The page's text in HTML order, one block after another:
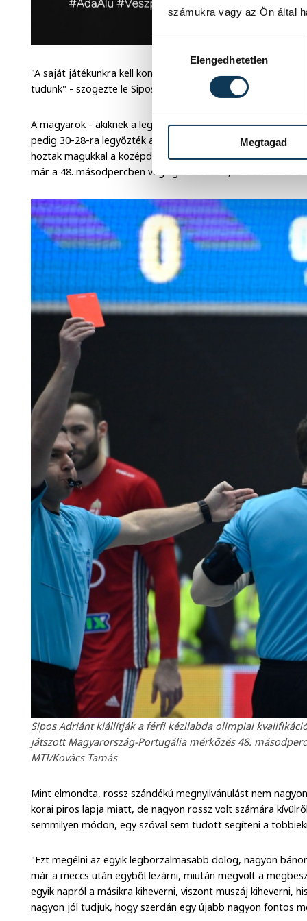
számukra vagy az Ön által
Hozzájárulás kiválasztása
Elengedhetetlen
Megtagad
"A saját játékunkra kell koncentrálnunk, akkor szoros
tudunk" - szögezte le Sipos.
A magyarok - akiknek a legjobb hét közé jutás a céljuk - a
pedig 30-28-ra legyőzték a csoportkörben, Portugáliától
hoztak magukkal a középdöntőbe. Hétfő este a portugálok
már a 48. másodpercben végleg kiállították, mert kézzel
Sipos Adriánt kiállítják a férfi kézilabda olimpiai
játszott Magyarország-Portugália mérkőzés 48.
MTI/Kovács Tamás
Mint elmondta, rossz szándékú megnyilvánulást nem
korai piros lapja miatt, de nagyon rossz volt számára
semmilyen módon, egy szóval sem tudott segíteni a
"Ezt megélni az egyik legborzalmasabb dolog, nagyon
már a meccs után egyből lezárni, miután megvolt a
egyik napról a másikra kiheverni, viszont muszáj kiheverni,
nagyon jól tudjuk, hogy szerdán egy újabb nagyon fontos